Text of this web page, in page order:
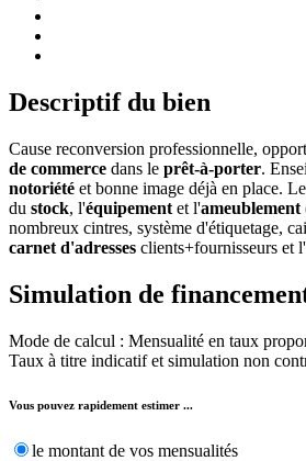
Descriptif du bien
Cause reconversion professionnelle,
de commerce dans le prêt-à-porter.
notoriété et bonne image déjà en place. Le
du stock, l'équipement et l'ameublement
nombreux cintres, système d'étiquetage,
carnet d'adresses clients+fournisseurs et
Simulation de
Mode de calcul : Mensualité en taux
Taux à titre indicatif et simulation non
Vous pouvez rapidement estimer ...
le montant de vos mensualités